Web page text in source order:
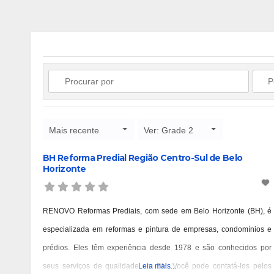
Mais recente Ver: Grade 2
BH Reforma Predial Região Centro-Sul de Belo
Horizonte
RENOVO Reformas Prediais, com sede em Belo Horizonte (BH), é
especializada em reformas e pintura de empresas, condomínios e
prédios. Eles têm experiência desde 1978 e são conhecidos por
seus serviços de qualidade em BH. Você pode contatá-los pelos
Leia mais...